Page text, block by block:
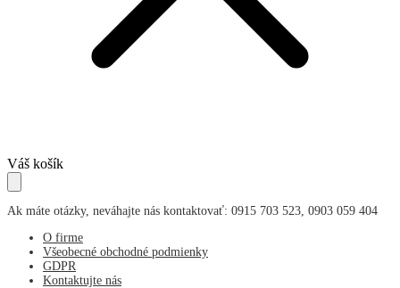
Skip
to
navigation
Skip
to
content
Váš košík
Ak máte otázky, neváhajte nás kontaktovať: 0915 703 523, 0903 059 404
O firme
Všeobecné obchodné podmienky
GDPR
Kontaktujte nás